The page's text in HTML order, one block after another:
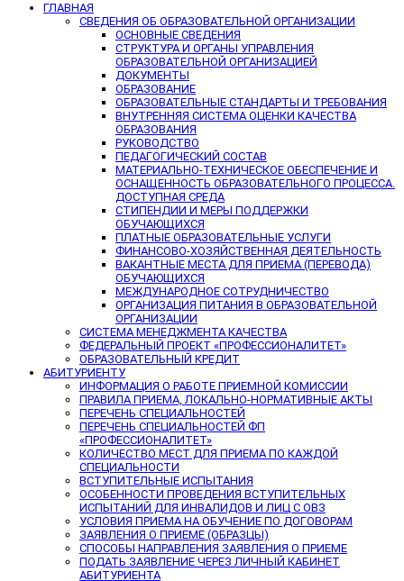
ГЛАВНАЯ
СВЕДЕНИЯ ОБ ОБРАЗОВАТЕЛЬНОЙ ОРГАНИЗАЦИИ
ОСНОВНЫЕ СВЕДЕНИЯ
СТРУКТУРА И ОРГАНЫ УПРАВЛЕНИЯ
ОБРАЗОВАТЕЛЬНОЙ ОРГАНИЗАЦИЕЙ
ДОКУМЕНТЫ
ОБРАЗОВАНИЕ
ОБРАЗОВАТЕЛЬНЫЕ СТАНДАРТЫ И ТРЕБОВАНИЯ
ВНУТРЕННЯЯ СИСТЕМА ОЦЕНКИ КАЧЕСТВА
ОБРАЗОВАНИЯ
РУКОВОДСТВО
ПЕДАГОГИЧЕСКИЙ СОСТАВ
МАТЕРИАЛЬНО-ТЕХНИЧЕСКОЕ ОБЕСПЕЧЕНИЕ И
ОСНАЩЕННОСТЬ ОБРАЗОВАТЕЛЬНОГО ПРОЦЕССА.
ДОСТУПНАЯ СРЕДА
СТИПЕНДИИ И МЕРЫ ПОДДЕРЖКИ
ОБУЧАЮЩИХСЯ
ПЛАТНЫЕ ОБРАЗОВАТЕЛЬНЫЕ УСЛУГИ
ФИНАНСОВО-ХОЗЯЙСТВЕННАЯ ДЕЯТЕЛЬНОСТЬ
ВАКАНТНЫЕ МЕСТА ДЛЯ ПРИЕМА (ПЕРЕВОДА)
ОБУЧАЮЩИХСЯ
МЕЖДУНАРОДНОЕ СОТРУДНИЧЕСТВО
ОРГАНИЗАЦИЯ ПИТАНИЯ В ОБРАЗОВАТЕЛЬНОЙ
ОРГАНИЗАЦИИ
СИСТЕМА МЕНЕДЖМЕНТА КАЧЕСТВА
ФЕДЕРАЛЬНЫЙ ПРОЕКТ «ПРОФЕССИОНАЛИТЕТ»
ОБРАЗОВАТЕЛЬНЫЙ КРЕДИТ
АБИТУРИЕНТУ
ИНФОРМАЦИЯ О РАБОТЕ ПРИЕМНОЙ КОМИССИИ
ПРАВИЛА ПРИЕМА, ЛОКАЛЬНО-НОРМАТИВНЫЕ АКТЫ
ПЕРЕЧЕНЬ СПЕЦИАЛЬНОСТЕЙ
ПЕРЕЧЕНЬ СПЕЦИАЛЬНОСТЕЙ ФП
«ПРОФЕССИОНАЛИТЕТ»
КОЛИЧЕСТВО МЕСТ ДЛЯ ПРИЕМА ПО КАЖДОЙ
СПЕЦИАЛЬНОСТИ
ВСТУПИТЕЛЬНЫЕ ИСПЫТАНИЯ
ОСОБЕННОСТИ ПРОВЕДЕНИЯ ВСТУПИТЕЛЬНЫХ
ИСПЫТАНИЙ ДЛЯ ИНВАЛИДОВ И ЛИЦ С ОВЗ
УСЛОВИЯ ПРИЕМА НА ОБУЧЕНИЕ ПО ДОГОВОРАМ
ЗАЯВЛЕНИЯ О ПРИЕМЕ (ОБРАЗЦЫ)
СПОСОБЫ НАПРАВЛЕНИЯ ЗАЯВЛЕНИЯ О ПРИЕМЕ
ПОДАТЬ ЗАЯВЛЕНИЕ ЧЕРЕЗ ЛИЧНЫЙ КАБИНЕТ
АБИТУРИЕНТА